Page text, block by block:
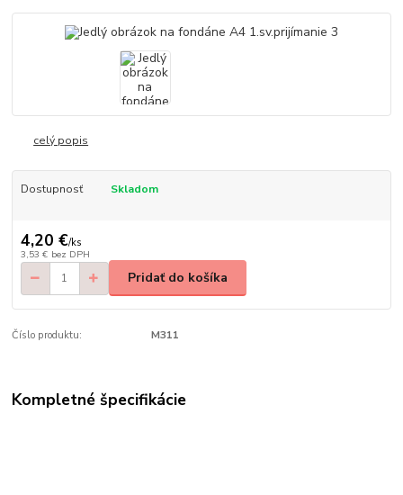
celý popis
Dostupnosť Skladom
4,20 €/ks
3,53 € bez DPH
Pridať do košíka
Číslo produktu: M311
Kompletné špecifikácie